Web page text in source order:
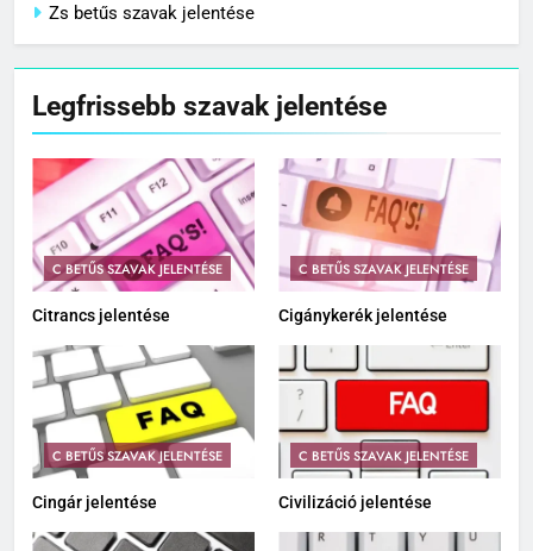
Zs betűs szavak jelentése
Legfrissebb szavak jelentése
C BETŰS SZAVAK JELENTÉSE
Citrancs jelentése
C BETŰS SZAVAK JELENTÉSE
Cigánykerék jelentése
C BETŰS SZAVAK JELENTÉSE
Cingár jelentése
C BETŰS SZAVAK JELENTÉSE
Civilizáció jelentése